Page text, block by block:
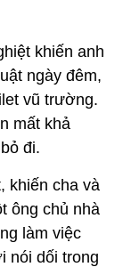
khiến anh
ngày đêm,
vũ trường.
mất khả
đi.
khiến cha và
ông chủ nhà
làm việc
nói dối trong